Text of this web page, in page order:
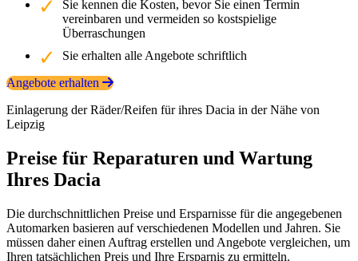
Sie kennen die Kosten, bevor Sie einen Termin
vereinbaren und vermeiden so kostspielige
Überraschungen
Sie erhalten alle Angebote schriftlich
Angebote erhalten
Einlagerung der Räder/Reifen für ihres Dacia in der Nähe von
Leipzig
Preise für Reparaturen und Wartung
Ihres Dacia
Die durchschnittlichen Preise und Ersparnisse für die angegebenen
Automarken basieren auf verschiedenen Modellen und Jahren. Sie
müssen daher einen Auftrag erstellen und Angebote vergleichen, um
Ihren tatsächlichen Preis und Ihre Ersparnis zu ermitteln.